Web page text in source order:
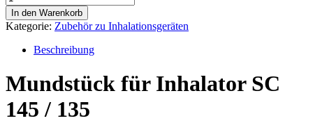
In den Warenkorb
Kategorie: Zubehör zu Inhalationsgeräten
Beschreibung
Mundstück für Inhalator SC
145 / 135